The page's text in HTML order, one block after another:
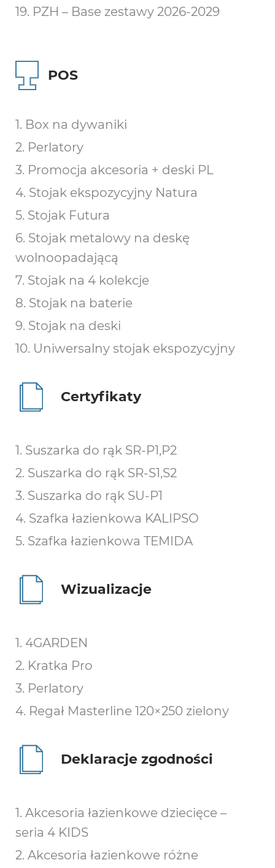
19. PZH – Base zestawy 2026-2029
POS
1. Box na dywaniki
2. Perlatory
3. Promocja akcesoria + deski PL
4. Stojak ekspozycyjny Natura
5. Stojak Futura
6. Stojak metalowy na deskę
wolnoopadającą
7. Stojak na 4 kolekcje
8. Stojak na baterie
9. Stojak na deski
10. Uniwersalny stojak ekspozycyjny
Certyfikaty
1. Suszarka do rąk SR-P1,P2
2. Suszarka do rąk SR-S1,S2
3. Suszarka do rąk SU-P1
4. Szafka łazienkowa KALIPSO
5. Szafka łazienkowa TEMIDA
Wizualizacje
1. 4GARDEN
2. Kratka Pro
3. Perlatory
4. Regał Masterline 120×250 zielony
Deklaracje zgodności
1. Akcesoria łazienkowe dziecięce –
seria 4 KIDS
2. Akcesoria łazienkowe różne